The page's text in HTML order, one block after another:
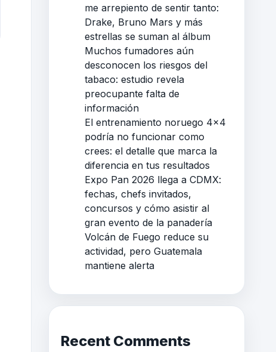
me arrepiento de sentir tanto:
Drake, Bruno Mars y más
estrellas se suman al álbum
Muchos fumadores aún
desconocen los riesgos del
tabaco: estudio revela
preocupante falta de
información
El entrenamiento noruego 4×4
podría no funcionar como
crees: el detalle que marca la
diferencia en tus resultados
Expo Pan 2026 llega a CDMX:
fechas, chefs invitados,
concursos y cómo asistir al
gran evento de la panadería
Volcán de Fuego reduce su
actividad, pero Guatemala
mantiene alerta
Recent Comments